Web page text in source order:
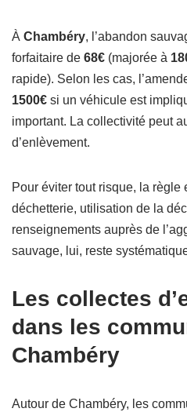
À Chambéry, l’abandon
forfaitaire de 68€ (majorée à
rapide). Selon les cas,
1500€ si un véhicule est
important. La collectivité peut
d’enlèvement.
Pour éviter tout risque, la règle
déchetterie, utilisation de la
renseignements auprès de
sauvage, lui, reste
Les collectes
dans les
Chambéry
Autour de Chambéry, les